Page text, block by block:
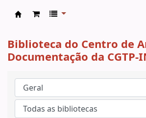
Biblioteca do Centro de
Documentação da CGTP-